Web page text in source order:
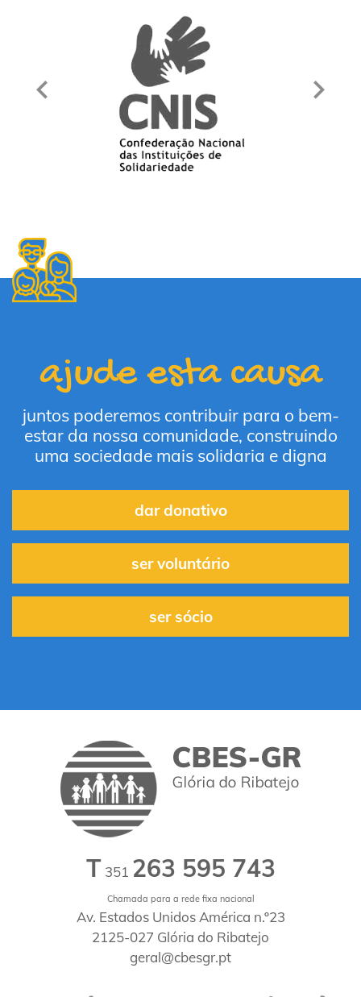
ajude esta causa
juntos poderemos contribuir para o bem-
estar da nossa comunidade, construindo
uma sociedade mais solidaria e digna
dar donativo
ser voluntário
ser sócio
T 351 263 595 743
Chamada para a rede fixa nacional
Av. Estados Unidos América n.º23
2125-027 Glória do Ribatejo
geral@cbesgr.pt